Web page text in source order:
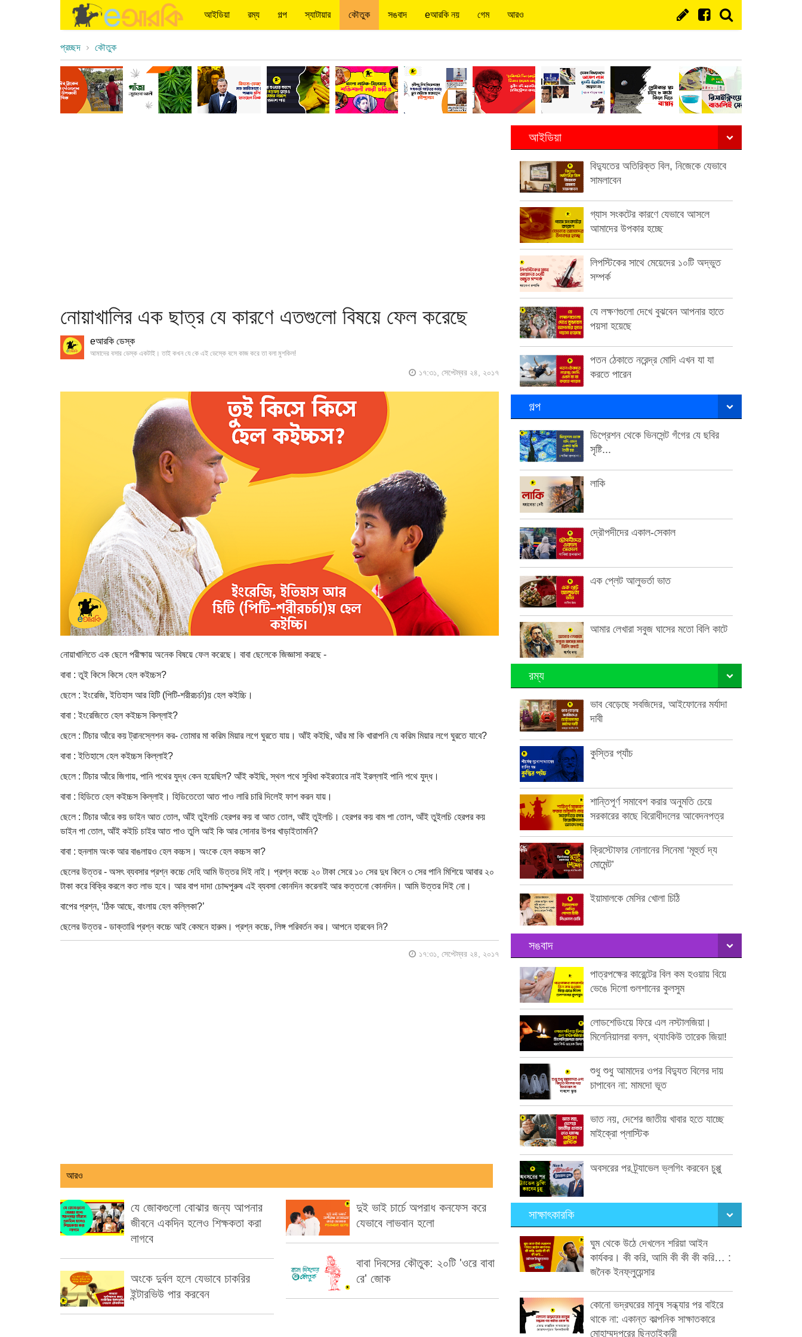
আইডিয়া রম্য গল্প স্যাটায়ার কৌতুক সঙবাদ eআরকি নয় গেম আরও
প্রচ্ছদ কৌতুক
নোয়াখালির এক ছাত্র যে কারণে এতগুলো বিষয়ে ফেল করেছে
eআরকি ডেস্ক
আমাদের বসার ডেস্ক একটাই। তাই কখন যে কে এই ডেস্কে বসে কাজ করে তা বলা মুশকিল!
১৭:৩১, সেপ্টেম্বর ২৪, ২০১৭
নোয়াখালিতে এক ছেলে পরীক্ষায় অনেক বিষয়ে ফেল করেছে। বাবা ছেলেকে জিজ্ঞাসা করছে -
বাবা : তুই কিসে কিসে হেল কইচ্চস?
ছেলে : ইংরেজি, ইতিহাস আর হিটি (পিটি-শরীরচর্চা)য় হেল কইচ্চি।
বাবা : ইংরেজিতে হেল কইচ্চস কিল্লাই?
ছেলে : টিচার আঁরে কয় ট্রানস্লেশন কর- তোমার মা করিম মিয়ার লগে ঘুরতে যায়। আঁই কইছি, আঁর মা কি খারাপনি যে করিম মিয়ার লগে ঘুরতে যাবে?
বাবা : ইতিহাসে হেল কইচ্চস কিল্লাই?
ছেলে : টিচার আঁরে জিগায়, পানি পথের যুদ্ধ কেন হয়েছিল? আঁই কইছি, স্থল পথে সুবিধা কইরতারে নাই ইরল্লাই পানি পথে যুদ্ধ।
বাবা : হিডিতে হেল কইচ্চস কিল্লাই। হিডিতেতো আত পাও লারি চারি দিলেই ফাশ করন যায়।
ছেলে : টিচার আঁরে কয় ডাইন আত তোল, আঁই তুইলচি হেরপর কয় বা আত তোল, আঁই তুইলচি। হেরপর কয় বাম পা তোল, আঁই তুইলচি হেরপর কয়
ডাইন পা তোল, আঁই কইচি চাইর আত পাও তুলি আই কি আর সোনার উপর খাড়াইতামনি?
বাবা : হুনলাম অংক আর বাঙলায়ও হেল কচ্চস। অংকে হেল কচ্চস কা?
ছেলের উত্তর - অসৎ ব্যবসার প্রশ্ন কচ্চে দেহি আমি উত্তর দিই নাই। প্রশ্ন কচ্চে ২০ টাকা সেরে ১০ সের দুধ কিনে ৩ সের পানি মিশিয়ে আবার ২০
টাকা করে বিক্রি করলে কত লাভ হবে। আর বাপ দাদা চোদ্দপুরুষ এই ব্যবসা কোনদিন করেনাই আর কত্তনো কোনদিন। আমি উত্তর দিই নো।
বাপের প্রশ্ন, ‘ঠিক আছে, বাংলায় হেল কল্লিকা?’
ছেলের উত্তর - ডাক্তারি প্রশ্ন কচ্চে আই কেমনে হারুম। প্রশ্ন কচ্চে, লিঙ্গ পরিবর্তন কর। আপনে হারবেন নি?
১৭:৩১, সেপ্টেম্বর ২৪, ২০১৭
আরও
যে জোকগুলো বোঝার জন্য আপনার
জীবনে একদিন হলেও শিক্ষকতা করা
লাগবে
অংকে দুর্বল হলে যেভাবে চাকরির
ইন্টারভিউ পার করবেন
দুই ভাই চার্চে অপরাধ কনফেস করে
যেভাবে লাভবান হলো
বাবা দিবসের কৌতুক: ২০টি 'ওরে বাবা
রে' জোক
আইডিয়া
বিদ্যুতের অতিরিক্ত বিল, নিজেকে যেভাবে
সামলাবেন
গ্যাস সংকটের কারণে যেভাবে আসলে
আমাদের উপকার হচ্ছে
লিপস্টিকের সাথে মেয়েদের ১০টি অদ্ভুত
সম্পর্ক
যে লক্ষণগুলো দেখে বুঝবেন আপনার হাতে
পয়সা হয়েছে
পতন ঠেকাতে নরেন্দ্র মোদি এখন যা যা
করতে পারেন
গল্প
ডিপ্রেশন থেকে ভিনসেন্ট গঁগের যে ছবির
সৃষ্টি...
লাকি
দ্রৌপদীদের একাল-সেকাল
এক প্লেট আলুভর্তা ভাত
আমার লেখারা সবুজ ঘাসের মতো বিলি কাটে
রম্য
ভাব বেড়েছে সবজিদের, আইফোনের মর্যাদা
দাবী
কুস্তির প্যাঁচ
শান্তিপূর্ণ সমাবেশ করার অনুমতি চেয়ে
সরকারের কাছে বিরোধীদলের আবেদনপত্র
ক্রিস্টোফার নোলানের সিনেমা ‘মূহুর্ত দ্য
মোমেন্ট’
ইয়ামালকে মেসির খোলা চিঠি
সঙবাদ
পাত্রপক্ষের কারেন্টের বিল কম হওয়ায় বিয়ে
ভেঙে দিলো গুলশানের কুলসুম
লোডশেডিংয়ে ফিরে এল নস্টালজিয়া।
মিলেনিয়ালরা বলল, থ্যাংকিউ তারেক জিয়া!
শুধু শুধু আমাদের ওপর বিদ্যুত বিলের দায়
চাপাবেন না: মামদো ভূত
ভাত নয়, দেশের জাতীয় খাবার হতে যাচ্ছে
মাইক্রো প্লাস্টিক
অবসরের পর ট্র্যাভেল ভ্লগিং করবেন চুপ্পু
সাক্ষাৎকারকি
ঘুম থেকে উঠে দেখলেন শরিয়া আইন
কার্যকর। কী করি, আমি কী কী কী করি… :
জনৈক ইনফ্লুয়েন্সার
কোনো ভদ্রঘরের মানুষ সন্ধ্যার পর বাইরে
থাকে না: একান্ত কাল্পনিক সাক্ষাতকারে
মোহাম্মদপুরের ছিনতাইকারী